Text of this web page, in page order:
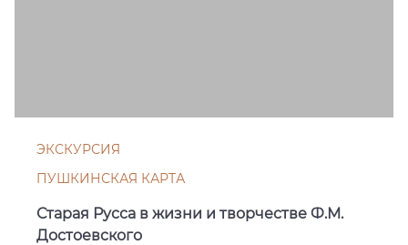
ЭКСКУРСИЯ
ПУШКИНСКАЯ КАРТА
Старая Русса в жизни и творчестве Ф.М.
Достоевского